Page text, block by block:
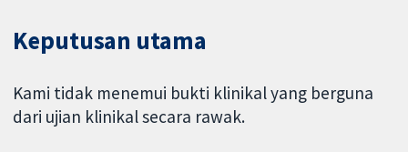
Keputusan utama
Kami tidak menemui bukti klinikal yang berguna
dari ujian klinikal secara rawak.